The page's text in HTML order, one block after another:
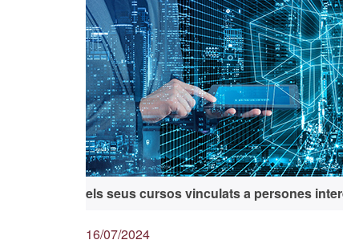
els seus cursos vinculats a persones
16/07/2024